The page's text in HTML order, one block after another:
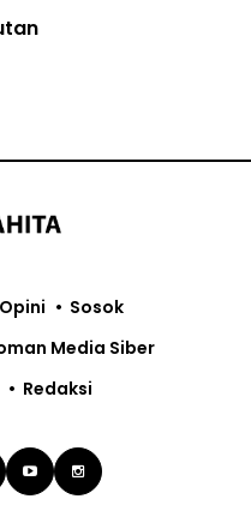
Opini
Sosok
Media Siber
Redaksi